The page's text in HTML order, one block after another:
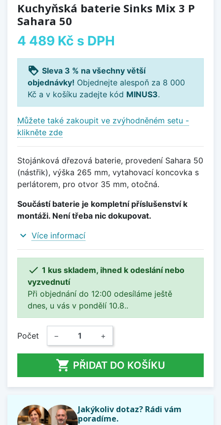
Kuchyňská baterie Sinks Mix 3 P
Sahara 50
4 489 Kč s DPH
loyalty Sleva 3 % na všechny větší
objednávky! Objednejte alespoň za 8 000
Kč a v košíku zadejte kód MINUS3.
Můžete také zakoupit ve zvýhodněném setu -
klikněte zde
Stojánková dřezová baterie, provedení Sahara 50
(nástřik), výška 265 mm, vytahovací koncovka s
perlátorem, pro otvor 35 mm, otočná.
Součástí baterie je kompletní příslušenství k
montáži. Není třeba nic dokupovat.
expand_more Více informací
 1 kus skladem, ihned k odeslání nebo
vyzvednutí
Při objednání do 12:00 odesíláme ještě
dnes, u vás v pondělí 10.8..
Počet − +
 PŘIDAT DO KOŠÍKU
Jakýkoliv dotaz? Rádi vám
poradíme.